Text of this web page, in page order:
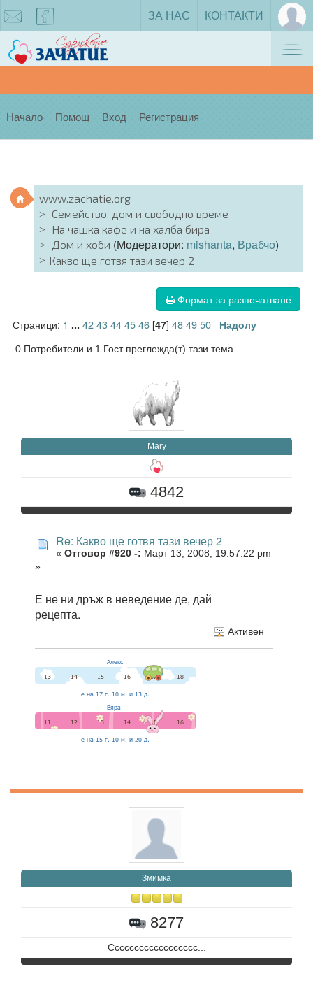
facebook
ЗА НАС КОНТАКТИ
Начало Помощ Вход Регистрация
www.zachatie.org
Семейство, дом и свободно време
На чашка кафе и на халба бира
Дом и хоби (Модератори: mishanta, Врабчо)
Какво ще готвя тази вечер 2
Формат за разпечатване
Страници: 1 ... 4243444546[47] 484950 Надолу
0 Потребители и 1 Гост преглежда(т) тази тема.
Mary
4842
Re: Какво ще готвя тази вечер 2
« Отговор #920 -: Март 13, 2008, 19:57:22 pm
»
Е не ни дръж в неведение де, дай
рецепта.
Активен
Змимка
8277
Сссссссссссссссссс...